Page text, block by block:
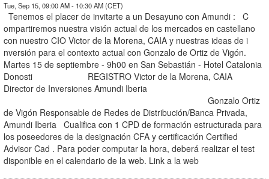
Tue, Sep 15, 09:00 AM - 10:30 AM (CET)
Tenemos el placer de invitarte a un Desayuno con Amundi : C
ompartiremos nuestra visión actual de los mercados en castellano
con nuestro CIO Victor de la Morena, CAIA y nuestras ideas de i
nversión para el contexto actual con Gonzalo de Ortiz de Vigón.
Martes 15 de septiembre - 9h00 en San Sebastián - Hotel Catalonia
Donosti REGISTRO Victor de la Morena, CAIA
Director de Inversiones Amundi Iberia
Gonzalo Ortiz
de Vigón Responsable de Redes de Distribución/Banca Privada,
Amundi Iberia Cualifica con 1 CPD de formación estructurada para
los poseedores de la designación CFA y certificación Certified
Advisor Cad . Para poder computar la hora, deberá realizar el test
disponible en el calendario de la web. Link a la web